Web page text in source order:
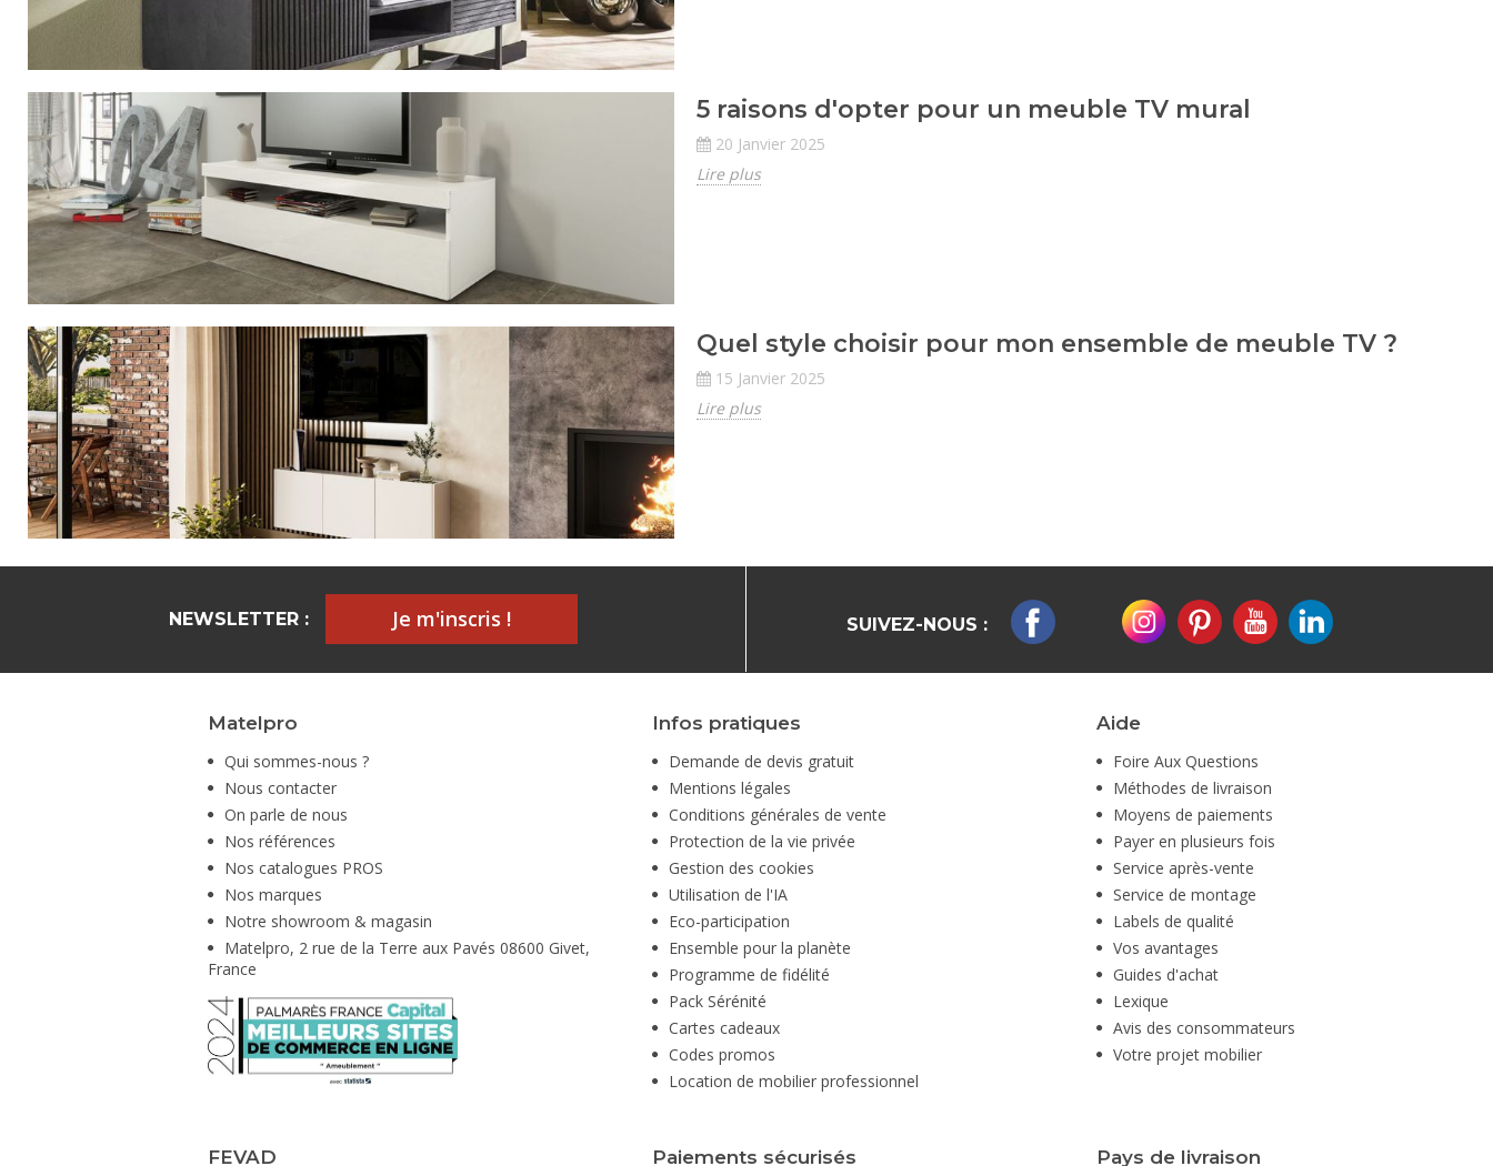
5 raisons d'opter pour un meuble TV mural
20 Janvier 2025
Lire plus
Quel style choisir pour mon ensemble de meuble TV ?
15 Janvier 2025
Lire plus
SUIVEZ-NOUS :
NEWSLETTER : Je m'inscris !
Matelpro
Qui sommes-nous ?
Nous contacter
On parle de nous
Nos références
Nos catalogues PROS
Nos marques
Notre showroom & magasin
Matelpro, 2 rue de la Terre aux Pavés 08600 Givet,
France
Infos pratiques
Demande de devis gratuit
Mentions légales
Conditions générales de vente
Protection de la vie privée
Gestion des cookies
Utilisation de l'IA
Eco-participation
Ensemble pour la planète
Programme de fidélité
Pack Sérénité
Cartes cadeaux
Codes promos
Location de mobilier professionnel
Aide
Foire Aux Questions
Méthodes de livraison
Moyens de paiements
Payer en plusieurs fois
Service après-vente
Service de montage
Labels de qualité
Vos avantages
Guides d'achat
Lexique
Avis des consommateurs
Votre projet mobilier
FEVAD Paiements sécurisés Pays de livraison